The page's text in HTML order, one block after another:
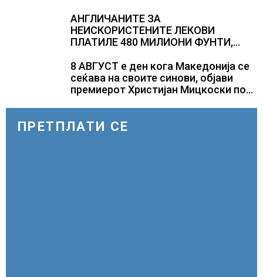
АНГЛИЧАНИТЕ ЗА
НЕИСКОРИСТЕНИТЕ ЛЕКОВИ
ПЛАТИЛЕ 480 МИЛИОНИ ФУНТИ,
само лекови што навистина им се
потребни
8 АВГУСТ е ден кога Македонија се
сеќава на своите синови, објави
премиерот Христијан Мицкоски по
прилепски бранители
ПРЕТПЛАТИ СЕ